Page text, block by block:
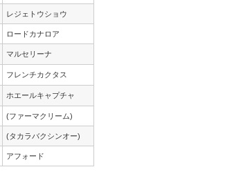
レジェトウショウ
ロードカナロア
マルセリーナ
フレンチカクタス
ホエールキャプチャ
(ファーマクリーム)
(タカラバクシンオー)
アフォード